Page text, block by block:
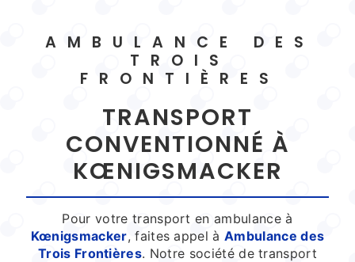
AMBULANCE DES
TROIS
FRONTIÈRES
TRANSPORT
CONVENTIONNÉ À
KŒNIGSMACKER
Pour votre transport en ambulance à
Kœnigsmacker, faites appel àAmbulance des
Trois Frontières. Notre société de transport